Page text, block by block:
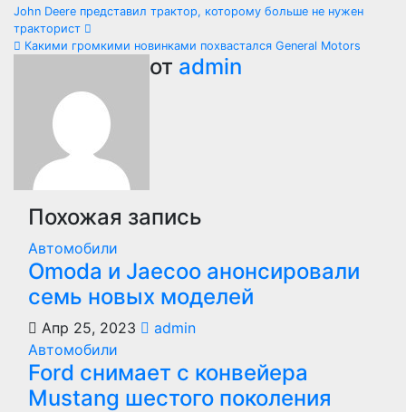
Навигация
по
записям
John Deere представил трактор, которому больше не нужен
тракторист
Какими громкими новинками похвастался General Motors
от admin
Похожая запись
Автомобили
Оmoda и Jaecoo анонсировали
семь новых моделей
Апр 25, 2023
admin
Автомобили
Ford снимает с конвейера
Mustang шестого поколения